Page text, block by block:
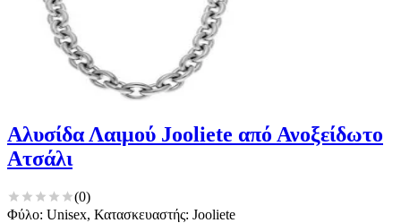
Αλυσίδα Λαιμού Jooliete από Ανοξείδωτο
Ατσάλι
(0)
Φύλο: Unisex, Κατασκευαστής: Jooliete